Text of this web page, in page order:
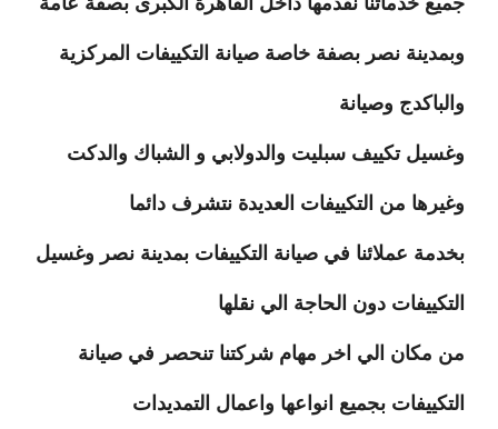
وبمدينة نصر بصفة خاصة صيانة التكييفات المركزية
والباكدج وصيانة
وغسيل تكييف سبليت والدولابي و الشباك والدكت
وغيرها من التكييفات العديدة نتشرف دائما
بخدمة عملائنا في صيانة التكييفات بمدينة نصر وغسيل
التكييفات دون الحاجة الي نقلها
من مكان الي اخر مهام شركتنا تنحصر في صيانة
التكييفات بجميع انواعها واعمال التمديدات